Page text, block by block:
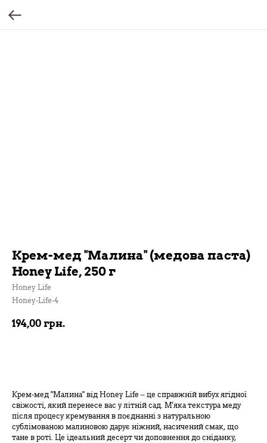
Крем-мед "Малина" (медова паста)
Honey Life, 250 г
Honey Life
Honey-Life-4
194,00 грн.
Крем-мед "Малина" від Honey Life – це справжній вибух ягідної
свіжості, який перенесе вас у літній сад. М'яка текстура меду
після процесу кремування в поєднанні з натуральною
сублімованою малиновою дарує ніжний, насичений смак, що
тане в роті. Це ідеальний десерт чи доповнення до сніданку,